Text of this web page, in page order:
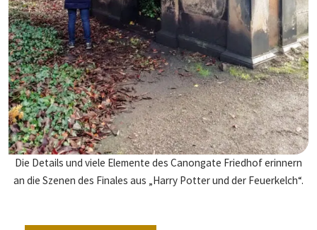
Die Details und viele Elemente des Canongate Friedhof erinnern
an die Szenen des Finales aus „Harry Potter und der Feuerkelch“.